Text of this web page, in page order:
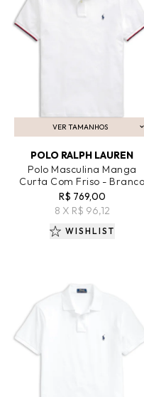
VER TAMANHOS
ADICIONAR AO CARRINHO
POLO RALPH LAUREN
Polo Masculina Manga
Curta Com Friso - Branco
R$ 769,00
8 X R$ 96,12
WISHLIST